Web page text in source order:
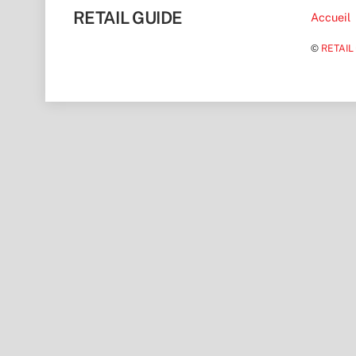
RETAIL GUIDE Accueil
© RETAIL